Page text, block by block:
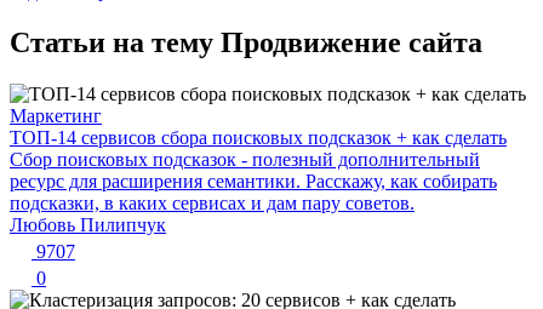
Статьи на тему Продвижение сайта
Маркетинг
ТОП-14 сервисов сбора поисковых подсказок + как сделать
Сбор поисковых подсказок - полезный дополнительный
ресурс для расширения семантики. Расскажу, как собирать
подсказки, в каких сервисах и дам пару советов.
Любовь Пилипчук
9707
0